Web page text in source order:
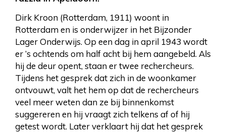
Dirk Kroon (Rotterdam, 1911) woont in
Rotterdam en is onderwijzer in het Bijzonder
Lager Onderwijs. Op een dag in april 1943 wordt
er ’s ochtends om half acht bij hem aangebeld. Als
hij de deur opent, staan er twee rechercheurs.
Tijdens het gesprek dat zich in de woonkamer
ontvouwt, valt het hem op dat de rechercheurs
veel meer weten dan ze bij binnenkomst
suggereren en hij vraagt zich telkens af of hij
getest wordt. Later verklaart hij dat het gesprek